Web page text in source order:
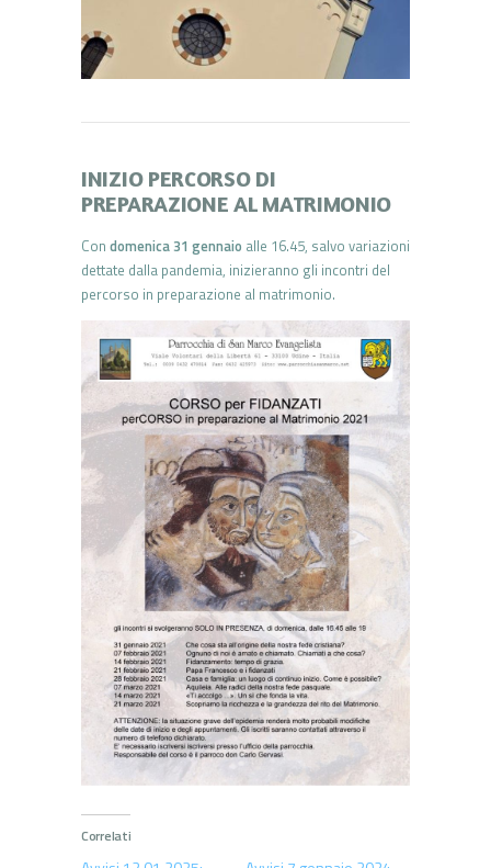
INIZIO PERCORSO DI
PREPARAZIONE AL MATRIMONIO
Con domenica 31 gennaio alle 16.45, salvo variazioni
dettate dalla pandemia, inizieranno gli incontri del
percorso in preparazione al matrimonio.
Correlati